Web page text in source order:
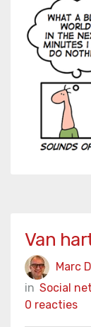
Van
Marc
in Social
0 reacties